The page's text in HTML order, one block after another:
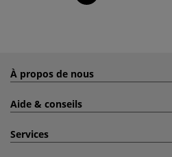
À propos de nous
Aide & conseils
Services